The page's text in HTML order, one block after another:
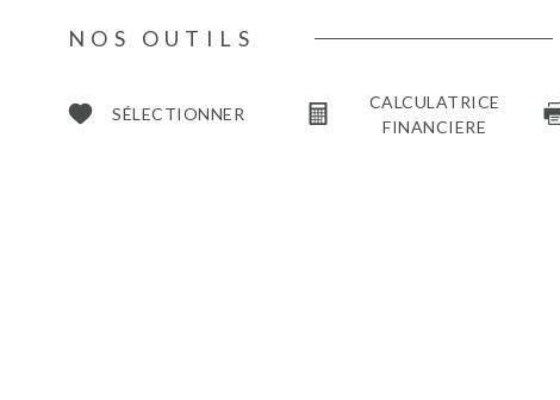
NOS OUTILS
SÉLECTIONNER
CALCULATRICE
FINANCIERE